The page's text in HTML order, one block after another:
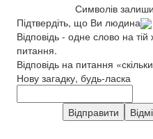
Символів
Підтвердіть, що Ви людина
Відповідь - одне слово на
питання.
Відповідь на питання
Нову загадку, будь-ласка